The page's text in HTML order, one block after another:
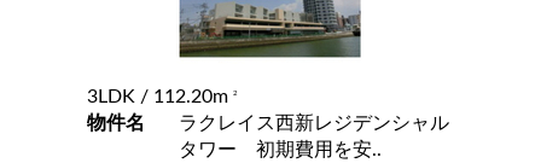
3LDK / 112.20m 2
物件名
ラクレイス西新レジデンシャル
タワー 初期費用を安..